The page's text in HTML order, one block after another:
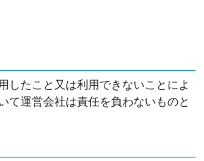
したこと又は利用できないことによ
て運営会社は責任を負わないものと